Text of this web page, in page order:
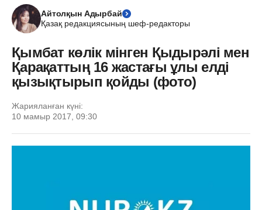
Айтолқын Адырбай
Қазақ редакциясының шеф-редакторы
Қымбат көлік мінген Қыдырәлі мен
Қарақаттың 16 жастағы ұлы елді
қызықтырып қойды (фото)
Жарияланған күні:
10 мамыр 2017, 09:30